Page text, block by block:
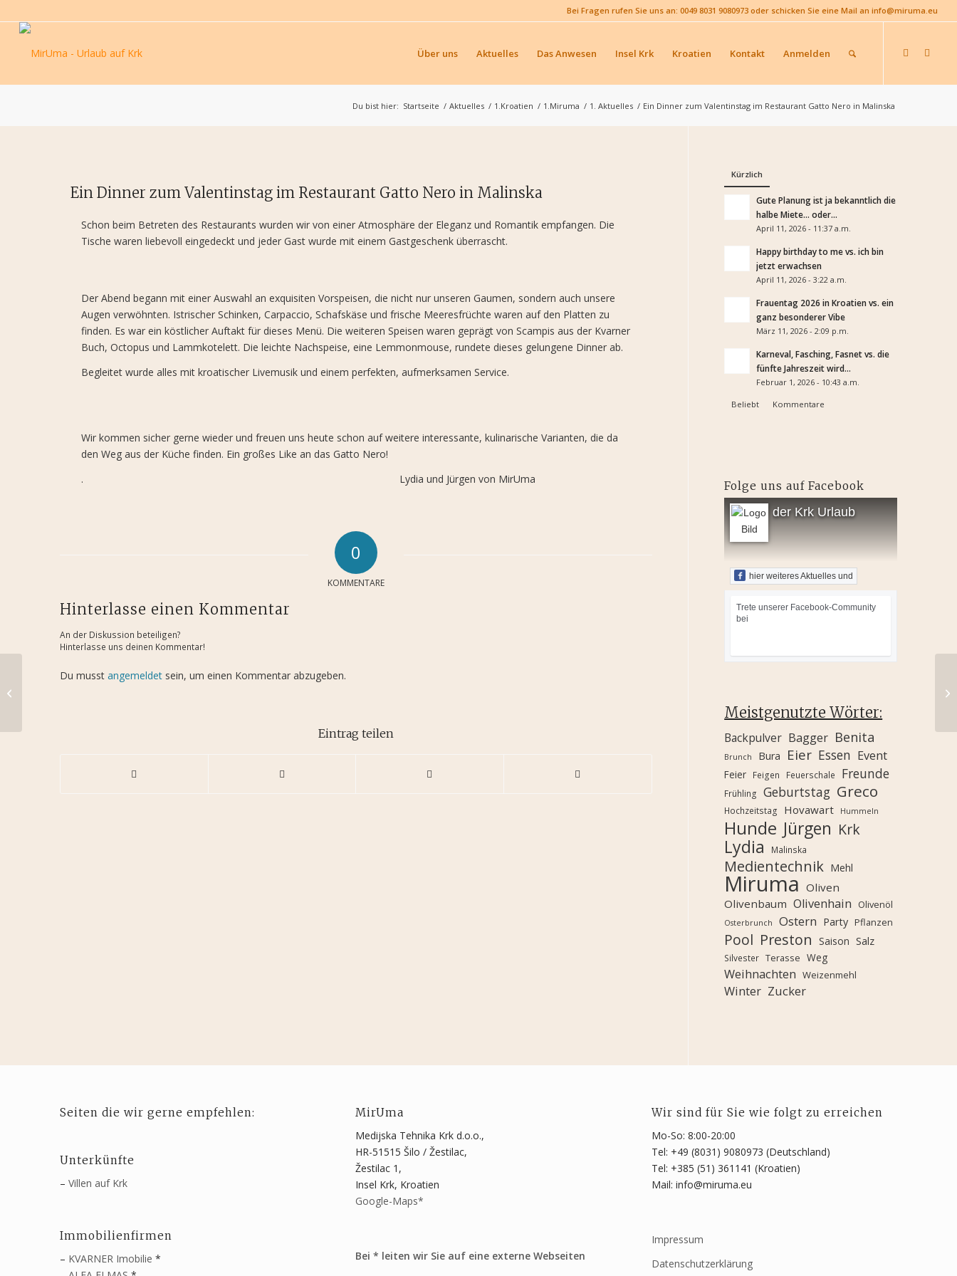
Bei Fragen rufen Sie uns an: 0049 8031 9080973 oder schicken Sie eine Mail an info@miruma.eu
Über uns Aktuelles Das Anwesen Insel Krk Kroatien Kontakt Anmelden
Du bist hier: Startseite / Aktuelles / 1.Kroatien / 1.Miruma / 1. Aktuelles / Ein Dinner zum Valentinstag im Restaurant Gatto Nero in Malinska
Ein Dinner zum Valentinstag im Restaurant Gatto Nero in Malinska
Schon beim Betreten des Restaurants wurden wir von einer Atmosphäre der Eleganz und Romantik empfangen. Die
Tische waren liebevoll eingedeckt und jeder Gast wurde mit einem Gastgeschenk überrascht.
Der Abend begann mit einer Auswahl an exquisiten Vorspeisen, die nicht nur unseren Gaumen, sondern auch unsere
Augen verwöhnten. Istrischer Schinken, Carpaccio, Schafskäse und frische Meeresfrüchte waren auf den Platten zu
finden. Es war ein köstlicher Auftakt für dieses Menü. Die weiteren Speisen waren geprägt von Scampis aus der Kvarner
Buch, Octopus und Lammkotelett. Die leichte Nachspeise, eine Lemmonmouse, rundete dieses gelungene Dinner ab.
Begleitet wurde alles mit kroatischer Livemusik und einem perfekten, aufmerksamen Service.
Wir kommen sicher gerne wieder und freuen uns heute schon auf weitere interessante, kulinarische Varianten, die da
den Weg aus der Küche finden. Ein großes Like an das Gatto Nero!
. Lydia und Jürgen von MirUma
0
KOMMENTARE
Hinterlasse einen Kommentar
An der Diskussion beteiligen?
Hinterlasse uns deinen Kommentar!
Du musst angemeldetsein, um einen Kommentar abzugeben.
Eintrag teilen
Kürzlich
Gute Planung ist ja bekanntlich die
halbe Miete… oder...
April 11, 2026 - 11:37 a.m.
Happy birthday to me vs. ich bin
jetzt erwachsen
April 11, 2026 - 3:22 a.m.
Frauentag 2026 in Kroatien vs. ein
ganz besonderer Vibe
März 11, 2026 - 2:09 p.m.
Karneval, Fasching, Fasnet vs. die
fünfte Jahreszeit wird...
Februar 1, 2026 - 10:43 a.m.
Beliebt Kommentare
Folge uns auf Facebook
der Krk Urlaub
hier weiteres Aktuelles und
Trete unserer Facebook-Community
bei
Meistgenutzte Wörter:
Backpulver Bagger Benita
Brunch Bura Eier Essen Event
Feier Feigen Feuerschale Freunde
Frühling Geburtstag Greco
Hochzeitstag Hovawart Hummeln
Hunde Jürgen Krk
Lydia Malinska
Medientechnik Mehl
Miruma Oliven
Olivenbaum Olivenhain Olivenöl
Osterbrunch Ostern Party Pflanzen
Pool Preston Saison Salz
Silvester Terasse Weg
Weihnachten Weizenmehl
Winter Zucker
Seiten die wir gerne empfehlen:
Unterkünfte
– Villen auf Krk
Immobilienfirmen
– KVARNER Imobilie *
MirUma
Medijska Tehnika Krk d.o.o.,
HR-51515 Šilo / Žestilac,
Žestilac 1,
Insel Krk, Kroatien
Google-Maps*
Bei * leiten wir Sie auf eine externe Webseiten
Wir sind für Sie wie folgt zu erreichen
Mo-So: 8:00-20:00
Tel: +49 (8031) 9080973 (Deutschland)
Tel: +385 (51) 361141 (Kroatien)
Mail: info@miruma.eu
Impressum
Datenschutzerklärung